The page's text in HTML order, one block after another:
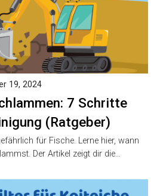
7 Schritte
(Ratgeber)
19, 2024
für Fische. Lerne hier, wann
Der Artikel zeigt dir die…